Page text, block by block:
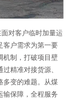
对客户临时加量运
客户需求为第一要
机制，打破项目壁
精准对接货源、
多变的难题。从煤
输保障，全程服务